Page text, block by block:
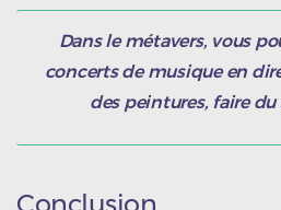
Dans le métavers, vous
concerts de musique en
des peintures, faire